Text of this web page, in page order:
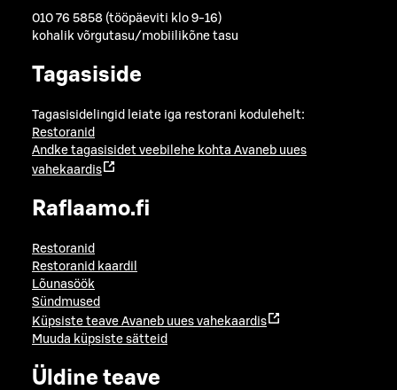
010 76 5858 (tööpäeviti klo 9-16)
kohalik võrgutasu/mobiilikõne tasu
Tagasiside
Tagasisidelingid leiate iga restorani kodulehelt:
Restoranid
Andke tagasisidet veebilehe kohta Avaneb uues
vahekaardis
Raflaamo.fi
Restoranid
Restoranid kaardil
Lõunasöök
Sündmused
Küpsiste teave Avaneb uues vahekaardis
Muuda küpsiste sätteid
Üldine teave